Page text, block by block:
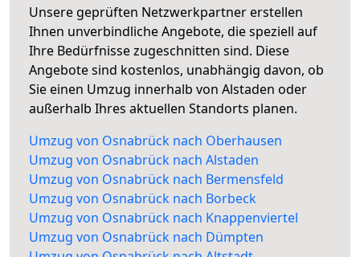
Unsere geprüften Netzwerkpartner erstellen
Ihnen unverbindliche Angebote, die speziell auf
Ihre Bedürfnisse zugeschnitten sind. Diese
Angebote sind kostenlos, unabhängig davon, ob
Sie einen Umzug innerhalb von Alstaden oder
außerhalb Ihres aktuellen Standorts planen.
Umzug von Osnabrück nach Oberhausen
Umzug von Osnabrück nach Alstaden
Umzug von Osnabrück nach Bermensfeld
Umzug von Osnabrück nach Borbeck
Umzug von Osnabrück nach Knappenviertel
Umzug von Osnabrück nach Dümpten